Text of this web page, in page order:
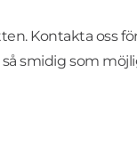
Kontakta oss
smidig som